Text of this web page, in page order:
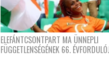
ELEFÁNTCSONTPART MA ÜNNEPLI
FÜGGETLENSÉGÉNEK 66.